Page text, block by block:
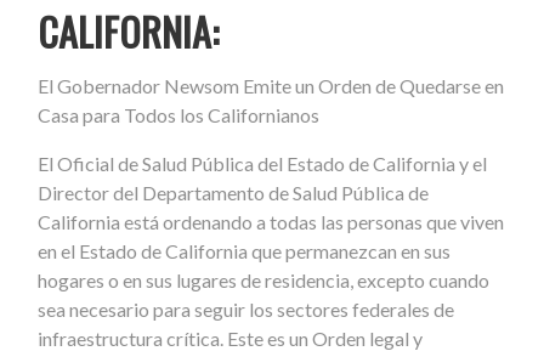
CALIFORNIA:
El Gobernador Newsom Emite un Orden de Quedarse en
Casa para Todos los Californianos
El Oficial de Salud Pública del Estado de California y el
Director del Departamento de Salud Pública de
California está ordenando a todas las personas que viven
en el Estado de California que permanezcan en sus
hogares o en sus lugares de residencia, excepto cuando
sea necesario para seguir los sectores federales de
infraestructura crítica. Este es un Orden legal y